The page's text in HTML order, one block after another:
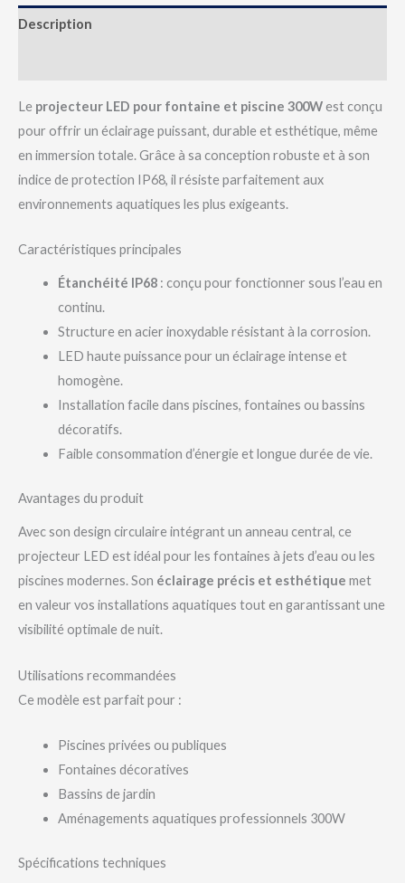
Description
Le projecteur LED pour fontaine et piscine 300West conçu
pour offrir un éclairage puissant, durable et esthétique, même
en immersion totale. Grâce à sa conception robuste et à son
indice de protection IP68, il résiste parfaitement aux
environnements aquatiques les plus exigeants.
Caractéristiques principales
Étanchéité IP68: conçu pour fonctionner sous l’eau en
continu.
Structure en acier inoxydable résistant à la corrosion.
LED haute puissance pour un éclairage intense et
homogène.
Installation facile dans piscines, fontaines ou bassins
décoratifs.
Faible consommation d’énergie et longue durée de vie.
Avantages du produit
Avec son design circulaire intégrant un anneau central, ce
projecteur LED est idéal pour les fontaines à jets d’eau ou les
piscines modernes. Son éclairage précis et esthétique met
en valeur vos installations aquatiques tout en garantissant une
visibilité optimale de nuit.
Utilisations recommandées
Ce modèle est parfait pour :
Piscines privées ou publiques
Fontaines décoratives
Bassins de jardin
Aménagements aquatiques professionnels 300W
Spécifications techniques